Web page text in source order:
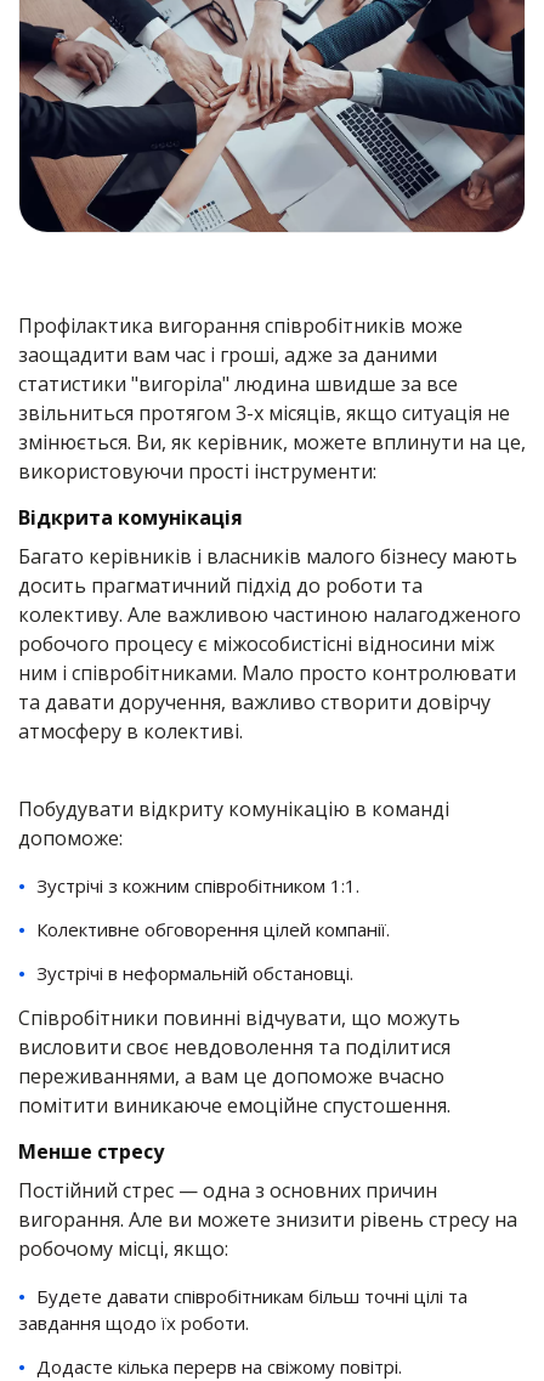
Профілактика вигорання співробітників може
заощадити вам час і гроші, адже за даними
статистики "вигоріла" людина швидше за все
звільниться протягом 3-х місяців, якщо ситуація не
змінюється. Ви, як керівник, можете вплинути на це,
використовуючи прості інструменти:
Відкрита комунікація
Багато керівників і власників малого бізнесу мають
досить прагматичний підхід до роботи та
колективу. Але важливою частиною налагодженого
робочого процесу є міжособистісні відносини між
ним і співробітниками. Мало просто контролювати
та давати доручення, важливо створити довірчу
атмосферу в колективі.
Побудувати відкриту комунікацію в команді
допоможе:
Зустрічі з кожним співробітником 1:1.
Колективне обговорення цілей компанії.
Зустрічі в неформальній обстановці.
Співробітники повинні відчувати, що можуть
висловити своє невдоволення та поділитися
переживаннями, а вам це допоможе вчасно
помітити виникаюче емоційне спустошення.
Менше стресу
Постійний стрес — одна з основних причин
вигорання. Але ви можете знизити рівень стресу на
робочому місці, якщо:
Будете давати співробітникам більш точні цілі та
завдання щодо їх роботи.
Додасте кілька перерв на свіжому повітрі.